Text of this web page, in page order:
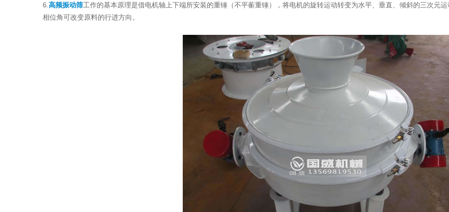
6. 高频振动筛工作的基本原理是借电机轴上下端所安装的重锤（不平蘅重锤），将电机的旋转运动转变为水平、垂直、倾斜的三次元
相位角可改变原料的行进方向。